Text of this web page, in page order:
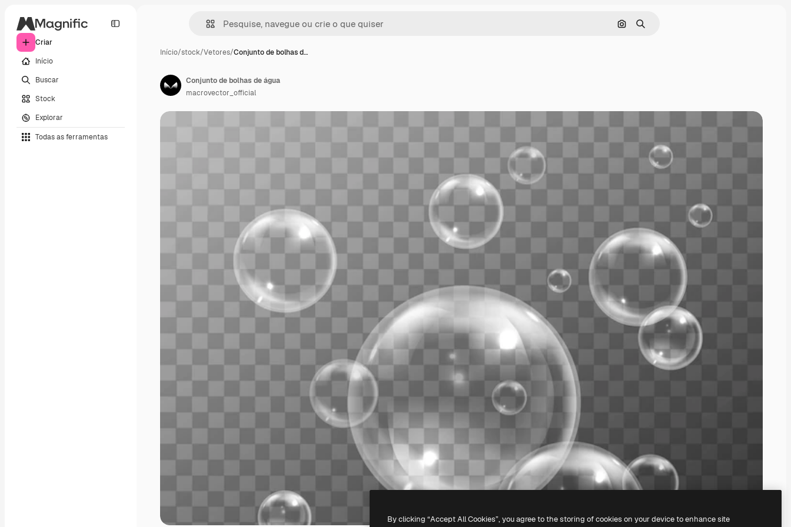
Criar
Início
Buscar
Stock
Explorar
Todas as ferramentas
Pesquisar por imagem
Buscar
Início/stock/Vetores/Conjunto de bolhas d…
Conjunto de bolhas de água
macrovector_official
By clicking “Accept All Cookies”, you agree to the storing of cookies on your device to enhance site